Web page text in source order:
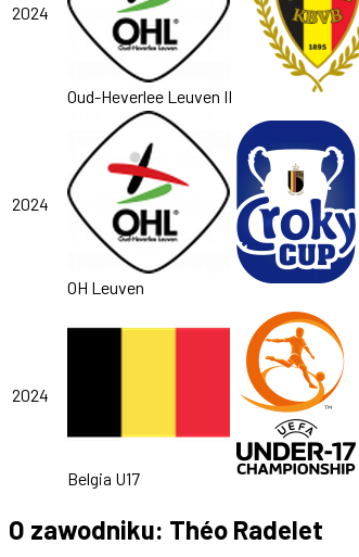
2024
Oud-Heverlee Leuven II
2024
OH Leuven
2024
Belgia U17
O zawodniku: Théo Radelet